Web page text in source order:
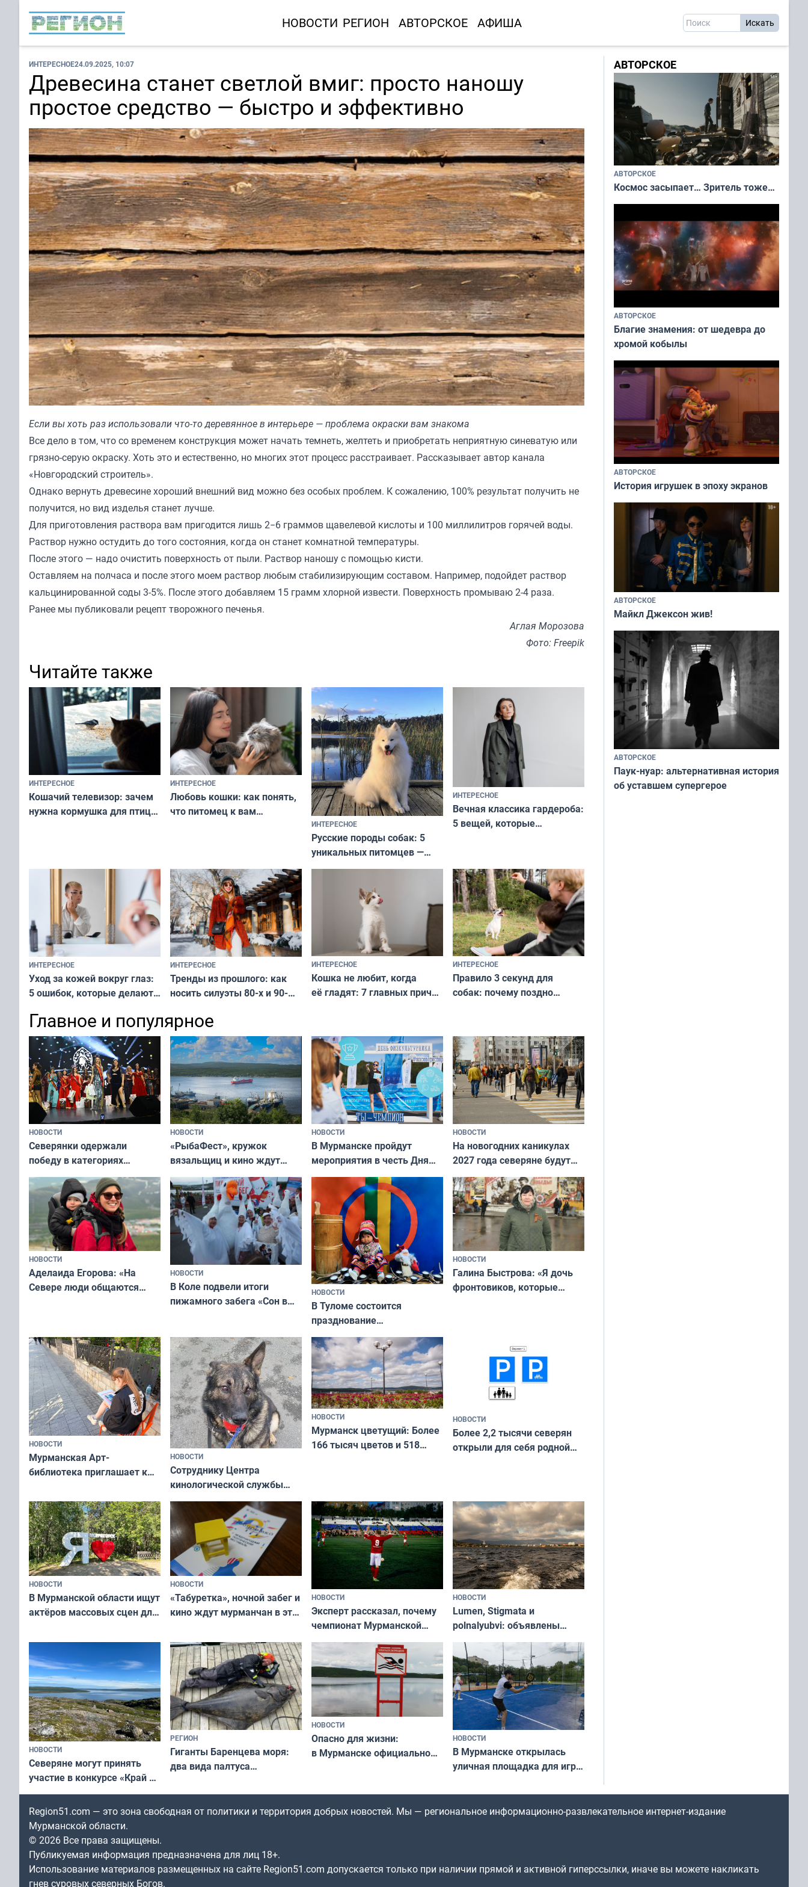
НОВОСТИ РЕГИОН АВТОРСКОЕ АФИША
ИНТЕРЕСНОЕ24.09.2025, 10:07
Древесина станет светлой вмиг: просто наношу
простое средство — быстро и эффективно
Если вы хоть раз использовали что-то деревянное в интерьере — проблема окраски вам знакома
Все дело в том, что со временем конструкция может начать темнеть, желтеть и приобретать неприятную синеватую или
грязно-серую окраску. Хоть это и естественно, но многих этот процесс расстраивает. Рассказывает автор канала
«Новгородский строитель».
Однако вернуть древесине хороший внешний вид можно без особых проблем. К сожалению, 100% результат получить не
получится, но вид изделья станет лучше.
Для приготовления раствора вам пригодится лишь 2−6 граммов щавелевой кислоты и 100 миллилитров горячей воды.
Раствор нужно остудить до того состояния, когда он станет комнатной температуры.
После этого — надо очистить поверхность от пыли. Раствор наношу с помощью кисти.
Оставляем на полчаса и после этого моем раствор любым стабилизирующим составом. Например, подойдет раствор
кальцинированной соды 3-5%. После этого добавляем 15 грамм хлорной извести. Поверхность промываю 2-4 раза.
Ранее мы публиковали рецепт творожного печенья.
Аглая Морозова
Фото: Freepik
Читайте также
ИНТЕРЕСНОЕ
Кошачий телевизор: зачем
нужна кормушка для птиц
ИНТЕРЕСНОЕ
Любовь кошки: как понять,
что питомец к вам
ИНТЕРЕСНОЕ
Русские породы собак: 5
уникальных питомцев —
национальные сокровища
и характером
ИНТЕРЕСНОЕ
Вечная классика гардероба:
5 вещей, которые
и актуально в любой сезон
ИНТЕРЕСНОЕ
Уход за кожей вокруг глаз:
5 ошибок, которые делают
и вернуть свежий взгляд
без дорогих средств
ИНТЕРЕСНОЕ
Тренды из прошлого: как
носить силуэты 80-х и 90-
современно и стильно без
переплат
ИНТЕРЕСНОЕ
Кошка не любит, когда
её гладят: 7 главных причин
независимому питомцу
ИНТЕРЕСНОЕ
Правило 3 секунд для
собак: почему поздно
питомцу всё сразу и без
криков
Главное и популярное
НОВОСТИ
Северянки одержали
победу в категориях
всероссийского конкурса
«Мисс и Миссис Великая
Русь»
НОВОСТИ
«РыбаФест», кружок
вязальщиц и кино ждут
мурманчан в эти выходные
НОВОСТИ
В Мурманске пройдут
мероприятия в честь Дня
физкультурника
НОВОСТИ
На новогодних каникулах
2027 года северяне будут
отдыхать 11 дней
НОВОСТИ
Аделаида Егорова: «На
Севере люди общаются
НОВОСТИ
В Коле подвели итоги
пижамного забега «Сон в
НОВОСТИ
В Туломе состоится
празднование
Международного дня
коренных народов мира
НОВОСТИ
Галина Быстрова: «Я дочь
фронтовиков, которые
НОВОСТИ
Мурманская Арт-
библиотека приглашает к
и фотографов
НОВОСТИ
Сотруднику Центра
кинологической службы
ищут новый дом
НОВОСТИ
Мурманск цветущий: Более
166 тысяч цветов и 518
НОВОСТИ
Более 2,2 тысячи северян
открыли для себя родной
НОВОСТИ
В Мурманской области ищут
актёров массовых сцен для
короткометражном фильме
НОВОСТИ
«Табуретка», ночной забег и
кино ждут мурманчан в эти
НОВОСТИ
Эксперт рассказал, почему
чемпионат Мурманской
области по футболу остался
незамеченным
НОВОСТИ
Lumen, Stigmata и
polnalyubvi: объявлены
хедлайнеры фестиваля
«Имандра» в 2026 года
НОВОСТИ
Северяне могут принять
участие в конкурсе «Край у
северной границы: фотогид
по Печенгскому округу»
РЕГИОН
Гиганты Баренцева моря:
два вида палтуса
НОВОСТИ
Опасно для жизни:
в Мурманске официально
НОВОСТИ
В Мурманске открылась
уличная площадка для игры
АВТОРСКОЕ
АВТОРСКОЕ
Космос засыпает… Зритель тоже…
АВТОРСКОЕ
Благие знамения: от шедевра до
хромой кобылы
АВТОРСКОЕ
История игрушек в эпоху экранов
АВТОРСКОЕ
Майкл Джексон жив!
АВТОРСКОЕ
Паук-нуар: альтернативная история
об уставшем супергерое
Region51.com — это зона свободная от политики и территория добрых новостей. Мы — региональное информационно-развлекательное интернет-издание
Мурманской области.
© 2026 Все права защищены.
Публикуемая информация предназначена для лиц 18+.
Использование материалов размещенных на сайте Region51.com допускается только при наличии прямой и активной гиперссылки, иначе вы можете накликать
гнев суровых северных Богов.